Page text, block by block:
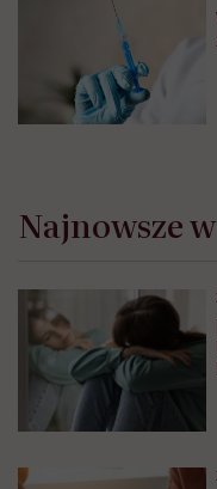
Najnowsze